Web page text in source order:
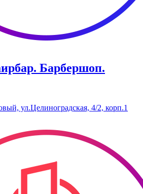
Барбершоп.
ул.Целиноградская, 4/2, корп.1